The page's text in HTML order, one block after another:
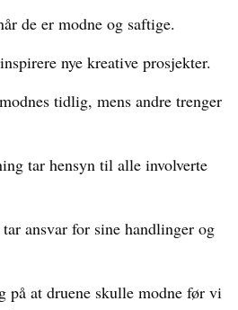
de er modne og saftige.
nye kreative prosjekter.
tidlig, mens andre trenger
tar hensyn til alle involverte
ansvar for sine handlinger og
på at druene skulle modne før vi